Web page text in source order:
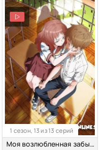
1 сезон, 13 из 13 серий
Моя возлюбленная забыла свои очки